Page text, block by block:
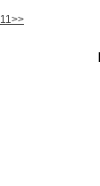
11>>